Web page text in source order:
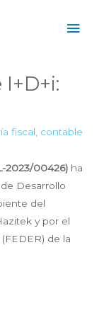
fiscal, contable
2023/00426) ha
Desarrollo
del
y por el
de la